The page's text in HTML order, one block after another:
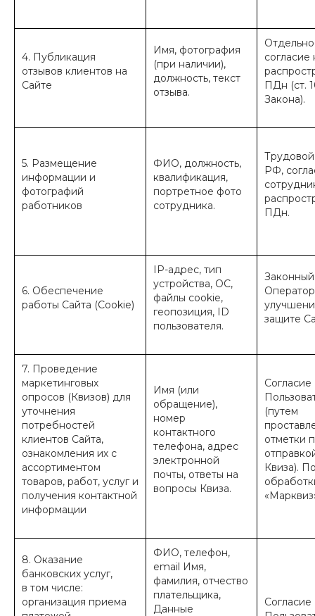
4. Публикация
отзывов клиентов на
Сайте
Имя, фотография
(при наличии),
должность, текст
отзыва.
согласие
ПДн (ст.
Закона).
5. Размещение
информации и
фотографий
работников
ФИО, должность,
квалификация,
портретное фото
сотрудника.
РФ,
ПДн.
6. Обеспечение
работы Сайта (Cookie)
IP-адрес, тип
устройства, ОС,
файлы cookie,
геопозиция, ID
пользователя.
защите
7. Проведение
маркетинговых
опросов (Квизов) для
уточнения
потребностей
клиентов Сайта,
ознакомления их с
ассортиментом
товаров, работ, услуг и
получения контактной
информации
Имя (или
обращение),
номер
контактного
телефона, адрес
электронной
почты, ответы на
вопросы Квиза.
Согласие
(путем
отметки
Квиза).
8. Оказание
банковских услуг,
в том числе:
организация приема
ФИО, телефон,
email Имя,
фамилия, отчество
плательщика,
Данные
Согласие